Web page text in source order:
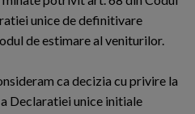
unice de definitivare
de estimare al veniturilor.
ca decizia cu privire la
Declaratiei unice initiale